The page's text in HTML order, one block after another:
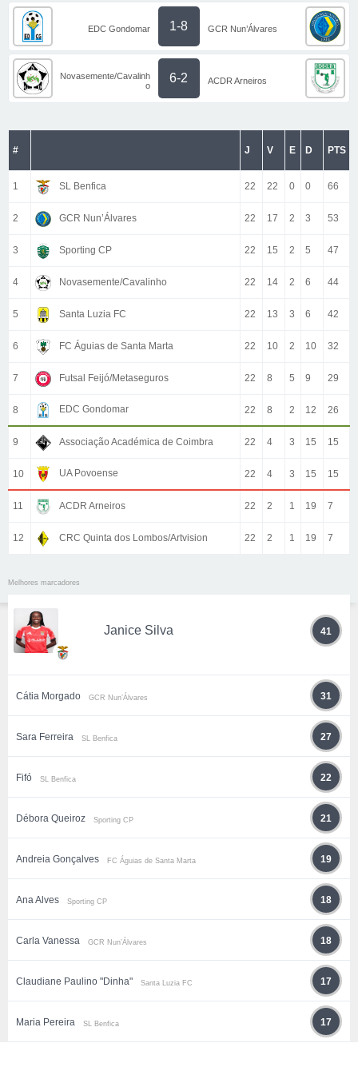
EDC Gondomar 1-8 GCR Nun’Álvares
Novasemente/Cavalinh
o
6-2 ACDR Arneiros
# J V E D PTS
1 SL Benfica 22 22 0 0 66
2 GCR Nun’Álvares 22 17 2 3 53
3 Sporting CP 22 15 2 5 47
4 Novasemente/Cavalinho 22 14 2 6 44
5 Santa Luzia FC 22 13 3 6 42
6 FC Águias de Santa Marta 22 10 2 10 32
7 Futsal Feijó/Metaseguros 22 8 5 9 29
8 EDC Gondomar 22 8 2 12 26
9 Associação Académica de Coimbra 22 4 3 15 15
10 UA Povoense 22 4 3 15 15
11 ACDR Arneiros 22 2 1 19 7
12 CRC Quinta dos Lombos/Artvision 22 2 1 19 7
Melhores marcadores
Janice Silva 41
Cátia Morgado GCR Nun’Álvares 31
Sara Ferreira SL Benfica 27
Fifó SL Benfica 22
Débora Queiroz Sporting CP 21
Andreia Gonçalves FC Águias de Santa Marta 19
Ana Alves Sporting CP 18
Carla Vanessa GCR Nun’Álvares 18
Claudiane Paulino "Dinha" Santa Luzia FC 17
Maria Pereira SL Benfica 17